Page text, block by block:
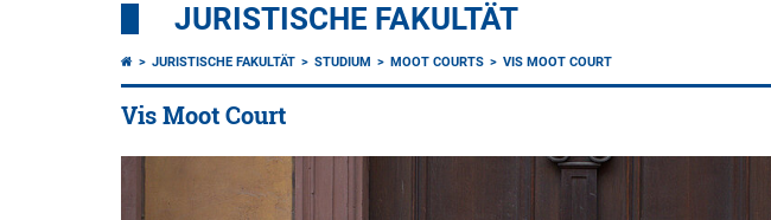
JURISTISCHE FAKULTÄT
JURISTISCHE FAKULTÄT STUDIUM MOOT COURTS VIS MOOT COURT
Vis Moot Court